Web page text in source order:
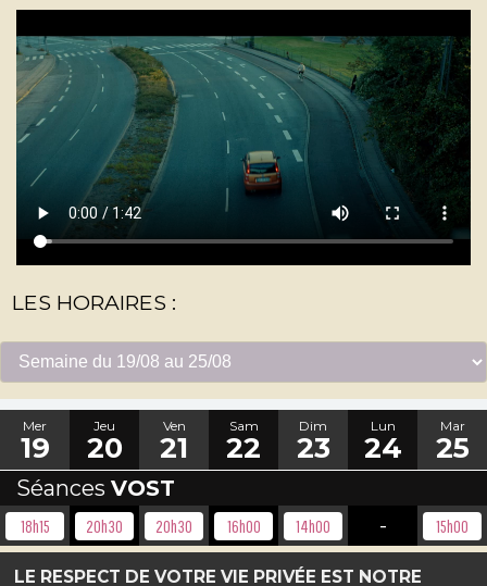
LE RESPECT DE VOTRE VIE PRIVÉE EST NOTRE
LES HORAIRES :
Mer
19
Jeu
20
Ven
21
Sam
22
Dim
23
Lun
24
Mar
25
Séances VOST
18h15 20h30 20h30 16h00 14h00 - 15h00